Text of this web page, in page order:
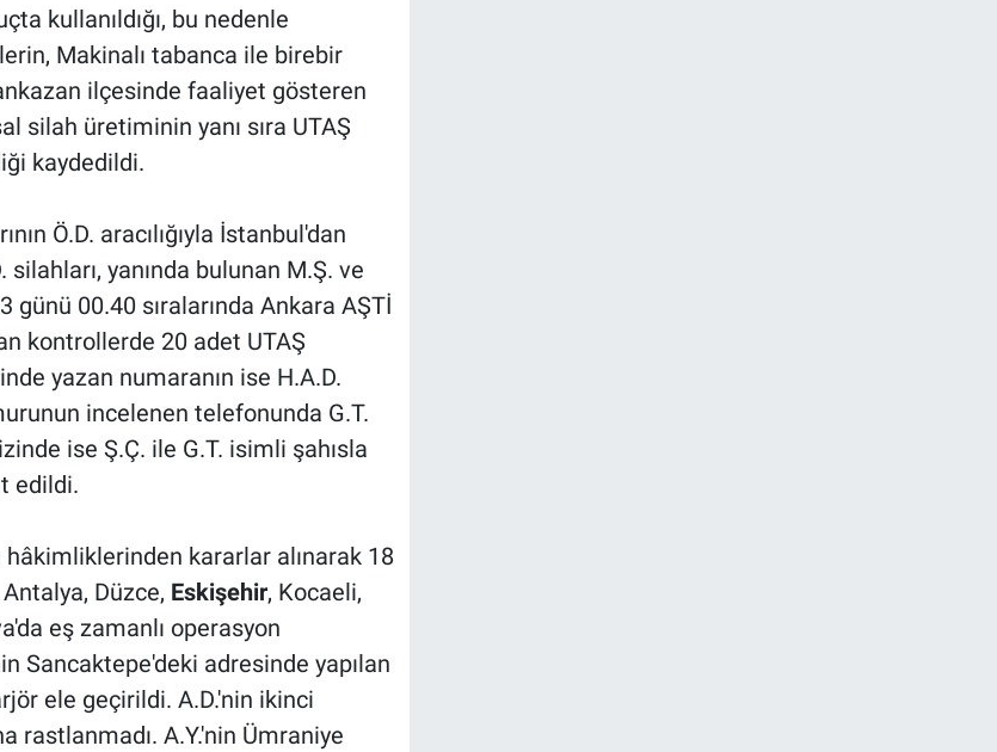
kullanıldığı, bu nedenle
Makinalı tabanca ile birebir
ilçesinde faaliyet gösteren
silah üretiminin yanı sıra UTAŞ
kaydedildi.
Ö.D. aracılığıyla İstanbul'dan
yanında bulunan M.Ş. ve
00.40 sıralarında Ankara AŞTİ
kontrollerde 20 adet UTAŞ
yazan numaranın ise H.A.D.
incelenen telefonunda G.T.
ise Ş.Ç. ile G.T. isimli şahısla
edildi.
hâkimliklerinden kararlar alınarak 18
Düzce, Eskişehir, Kocaeli,
eş zamanlı operasyon
Sancaktepe'deki adresinde yapılan
ele geçirildi. A.D.'nin ikinci
rastlanmadı. A.Y.'nin Ümraniye